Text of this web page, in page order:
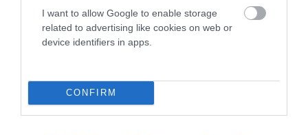
I want to allow Google to enable storage
related to advertising like cookies on web or
device identifiers in apps.
CONFIRM
Πρώτο το τριφύλλι και στα
Στο Βέλινγκραντ, ανάμεσα στις φημισμένες ιαματικές
πηγές και τον μαγευτικό συνδυασμό βουνών και δασών, ο
Δημήτρης Αγγελοκωστόπουλος ύψωσε την πράσινη σημαία